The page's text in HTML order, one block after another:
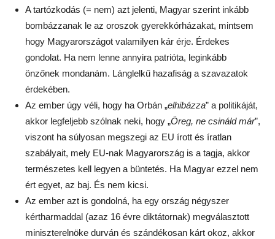
A tartózkodás (= nem) azt jelenti, Magyar szerint inkább
bombázzanak le az oroszok gyerekkórházakat, mintsem
hogy Magyarországot valamilyen kár érje. Érdekes
gondolat. Ha nem lenne annyira patrióta, leginkább
önzőnek mondanám. Lánglelkű hazafiság a szavazatok
érdekében.
Az ember úgy véli, hogy ha Orbán „elhibázza” a politikáját,
akkor legfeljebb szólnak neki, hogy „Öreg, ne csináld már”,
viszont ha súlyosan megszegi az EU írott és íratlan
szabályait, mely EU-nak Magyarország is a tagja, akkor
természetes kell legyen a büntetés. Ha Magyar ezzel nem
ért egyet, az baj. És nem kicsi.
Az ember azt is gondolná, ha egy ország négyszer
kértharmaddal (azaz 16 évre diktátornak) megválasztott
miniszterelnöke durván és szándékosan kárt okoz, akkor